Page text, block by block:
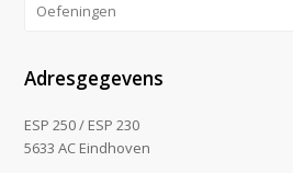
Oefeningen
Adresgegevens
ESP 250 / ESP 230
5633 AC Eindhoven